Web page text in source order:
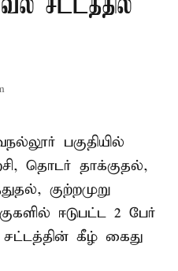
சட்டத்தில்
பகுதியில்
தொடர் தாக்குதல்,
குற்றமுறு
ஈடுபட்ட 2 பேர்
சட்டத்தின் கீழ் கைது